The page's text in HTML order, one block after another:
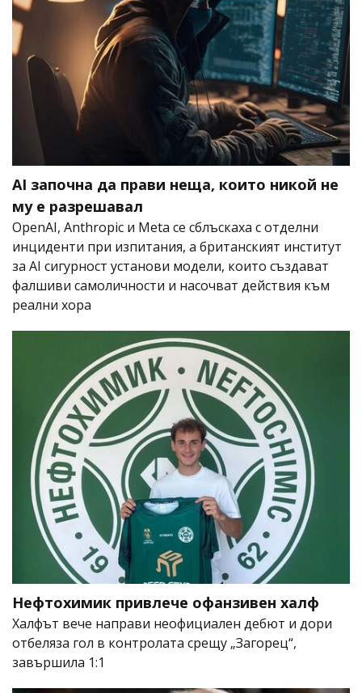
AI започна да прави неща, които никой не
му е разрешавал
OpenAI, Anthropic и Meta се сблъскаха с отделни
инциденти при изпитания, а британският институт
за AI сигурност установи модели, които създават
фалшиви самоличности и насочват действия към
реални хора
Нефтохимик привлече офанзивен халф
Халфът вече направи неофициален дебют и дори
отбеляза гол в контролата срещу „Загорец“,
завършила 1:1